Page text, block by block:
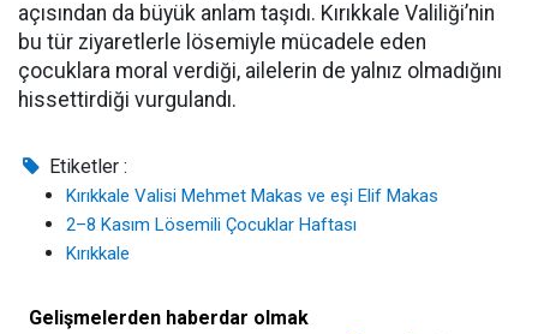
açısından da büyük anlam taşıdı. Kırıkkale Valiliği’nin
bu tür ziyaretlerle lösemiyle mücadele eden
çocuklara moral verdiği, ailelerin de yalnız olmadığını
hissettirdiği vurgulandı.
Etiketler :
Kırıkkale Valisi Mehmet Makas ve eşi Elif Makas
2–8 Kasım Lösemili Çocuklar Haftası
Kırıkkale
Gelişmelerden haberdar olmak